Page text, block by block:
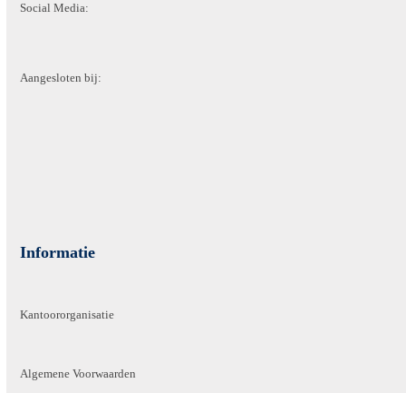
Social Media:
Aangesloten bij:
Informatie
Kantoororganisatie
Algemene Voorwaarden